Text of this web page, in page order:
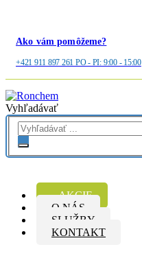
Ako vám pomôžeme?
+421 911 897 261 PO - PI: 9:00 - 15:00
Vyhľadávať
AKCIE
O NÁS
SLUŽBY
KONTAKT